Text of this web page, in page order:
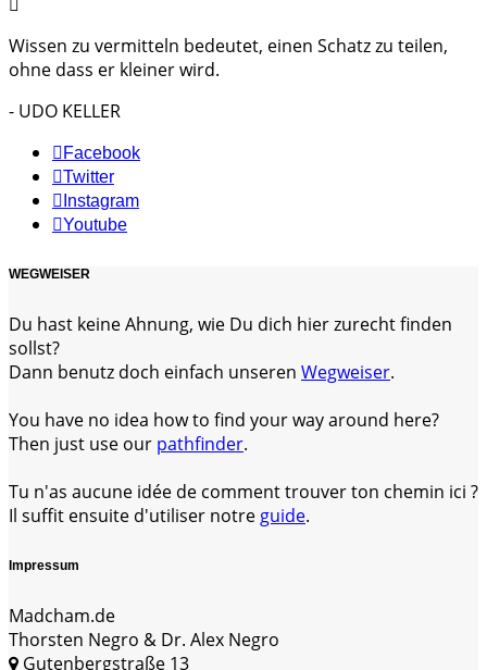
Wissen zu vermitteln bedeutet, einen Schatz zu teilen,
ohne dass er kleiner wird.
- UDO KELLER
Facebook
Twitter
Instagram
Youtube
WEGWEISER
Du hast keine Ahnung, wie Du dich hier zurecht finden
sollst?
Dann benutz doch einfach unseren Wegweiser.
You have no idea how to find your way around here?
Then just use our pathfinder.
Tu n'as aucune idée de comment trouver ton chemin ici ?
Il suffit ensuite d'utiliser notre guide.
Impressum
Madcham.de
Thorsten Negro & Dr. Alex Negro
Gutenbergstraße 13